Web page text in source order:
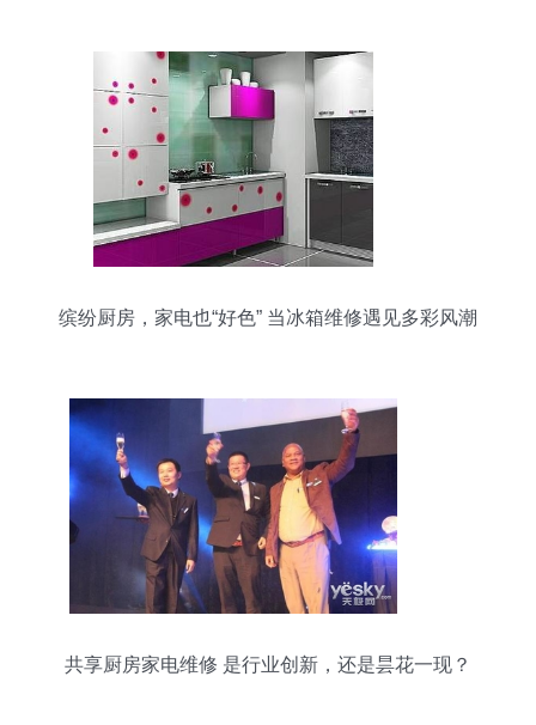
缤纷厨房，家电也“好色” 当冰箱维修遇见多彩风潮
共享厨房家电维修 是行业创新，还是昙花一现？